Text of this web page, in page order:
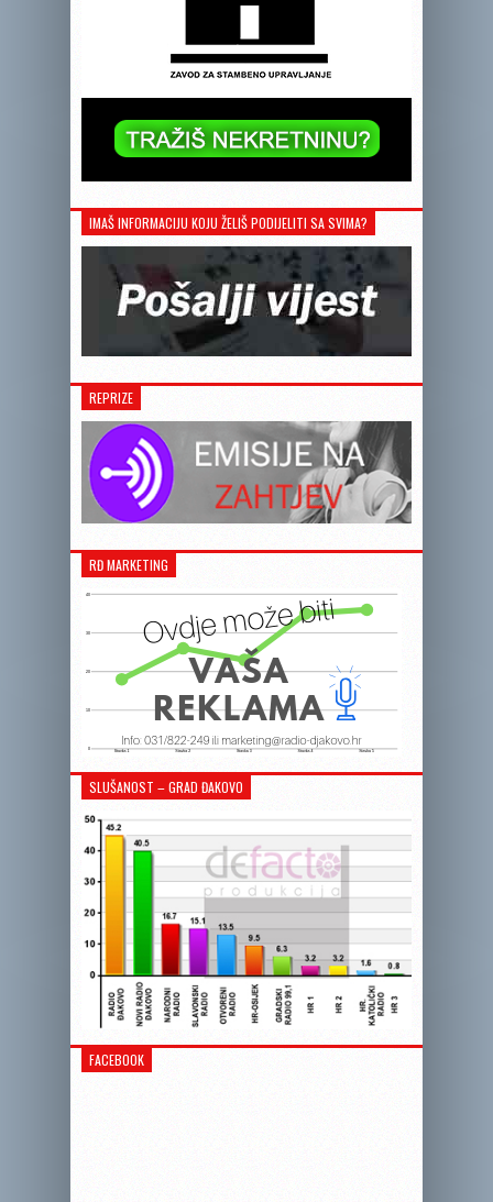
IMAŠ INFORMACIJU KOJU ŽELIŠ PODIJELITI SA SVIMA?
REPRIZE
RĐ MARKETING
SLUŠANOST – GRAD ĐAKOVO
FACEBOOK